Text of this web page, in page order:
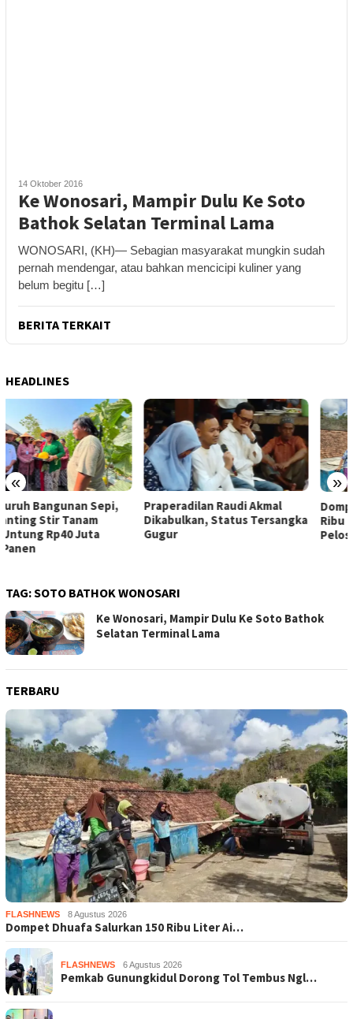
14 Oktober 2016
Ke Wonosari, Mampir Dulu Ke Soto
Bathok Selatan Terminal Lama
WONOSARI, (KH)— Sebagian masyarakat mungkin sudah
pernah mendengar, atau bahkan mencicipi kuliner yang
belum begitu […]
BERITA TERKAIT
HEADLINES
« »
Praperadilan Raudi Akmal
Dikabulkan, Status Tersangka
Gugur
Dompet Dhuafa Salurkan 150
Ribu Liter Air Bersih ke
TAG:SOTO BATHOK WONOSARI
Ke Wonosari, Mampir Dulu Ke Soto Bathok
Selatan Terminal Lama
TERBARU
FLASHNEWS 8 Agustus 2026
Dompet Dhuafa Salurkan 150 Ribu Liter Ai…
FLASHNEWS 6 Agustus 2026
Pemkab Gunungkidul Dorong Tol Tembus Ngl…